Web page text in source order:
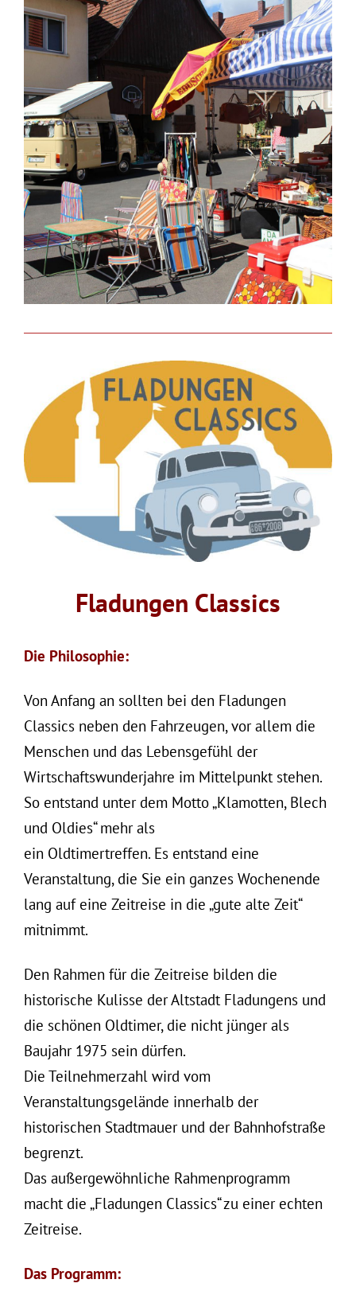
Fladungen Classics
Die Philosophie:
Von Anfang an sollten bei den Fladungen
Classics neben den Fahrzeugen, vor allem die
Menschen und das Lebensgefühl der
Wirtschaftswunderjahre im Mittelpunkt stehen.
So entstand unter dem Motto „Klamotten, Blech
und Oldies“ mehr als
ein Oldtimertreffen. Es entstand eine
Veranstaltung, die Sie ein ganzes Wochenende
lang auf eine Zeitreise in die „gute alte Zeit“
mitnimmt.
Den Rahmen für die Zeitreise bilden die
historische Kulisse der Altstadt Fladungens und
die schönen Oldtimer, die nicht jünger als
Baujahr 1975 sein dürfen.
Die Teilnehmerzahl wird vom
Veranstaltungsgelände innerhalb der
historischen Stadtmauer und der Bahnhofstraße
begrenzt.
Das außergewöhnliche Rahmenprogramm
macht die „Fladungen Classics“ zu einer echten
Zeitreise.
Das Programm: